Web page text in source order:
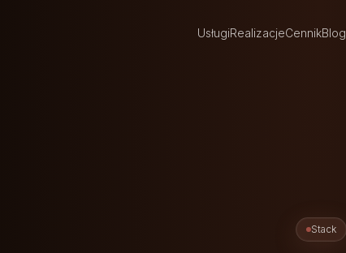
UsługiRealizacjeCennikBlog
Stack